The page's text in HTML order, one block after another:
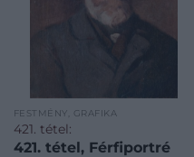
FESTMÉNY, GRAFIKA
421. tétel:
421. tétel, Férfiportré